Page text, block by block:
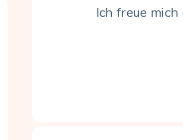
Ich freue mich